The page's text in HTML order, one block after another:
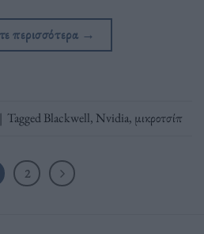
περισσότερα →
| TaggedBlackwell, Nvidia, μικροτσίπ
2